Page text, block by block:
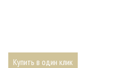
Купить в один клик